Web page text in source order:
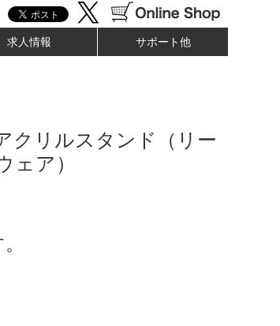
求人情報 サポート他
クリルスタンド（リー
ェア）